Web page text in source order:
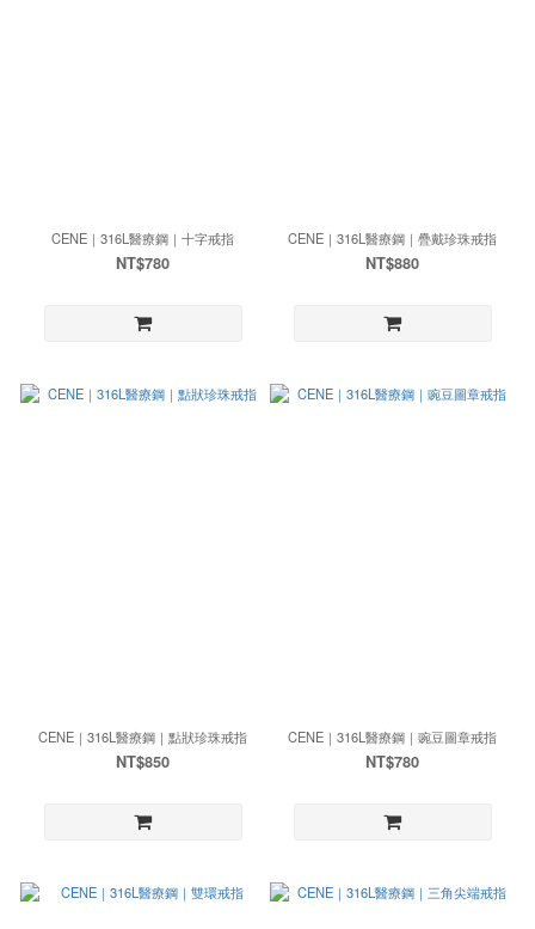
CENE｜316L醫療鋼｜十字戒指
NT$780
CENE｜316L醫療鋼｜疊戴珍珠戒指
NT$880
CENE｜316L醫療鋼｜點狀珍珠戒指
NT$850
CENE｜316L醫療鋼｜豌豆圖章戒指
NT$780